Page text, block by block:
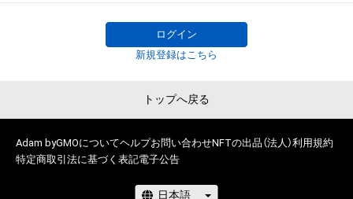
ログイン
新規登録はこちら
トップへ戻る
Adam byGMOについてヘルプお問い合わせNFTの出品（法人）利用規約
特定商取引法に基づく表記電子公告